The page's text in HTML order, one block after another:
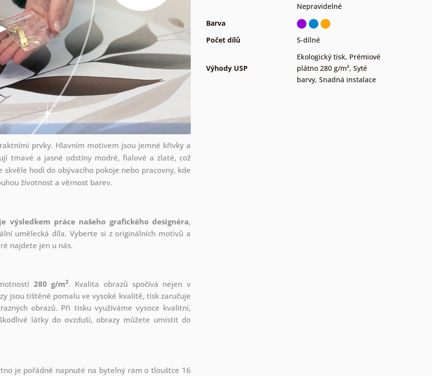
prvky. Hlavním motivem jsou jemné křivky a
tmavé a jasné odstíny modré, fialové a zlaté, což
hodí do obývacího pokoje nebo pracovny, kde
životnost a věrnost barev.
výsledkem práce našeho grafického designéra,
umělecká díla. Vyberte si z originálních motivů a
najdete jen u nás.
280 g/m2. Kvalita obrazů spočívá nejen v
jsou tištěné pomalu ve vysoké kvalitě, tisk zaručuje
obrazů. Při tisku využíváme vysoce kvalitní,
látky do ovzduší, obrazy můžete umístit do
je pořádně napnuté na bytelný rám o tloušťce 16
Nepravidelné
Barva
Počet dílů
5-dílné
Výhody USP
Ekologický tisk, Prémiové
plátno 280 g/m², Syté
barvy, Snadná instalace